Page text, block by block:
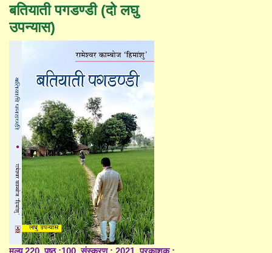
बतियाती पगडण्डी (दो लघु
उपन्यास)